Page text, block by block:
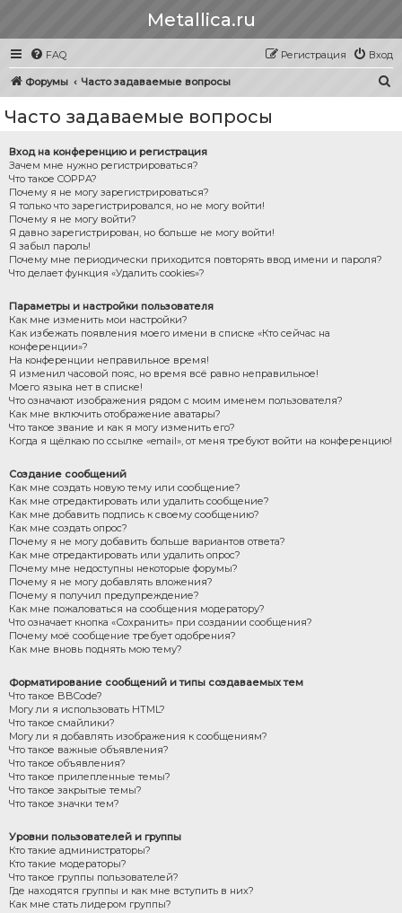
Metallica.ru
FAQ Вход
Регистрация
Форумы Часто задаваемые вопросы
Часто задаваемые вопросы
Вход на конференцию и регистрация
Зачем мне нужно регистрироваться?
Что такое COPPA?
Почему я не могу зарегистрироваться?
Я только что зарегистрировался, но не могу войти!
Почему я не могу войти?
Я давно зарегистрирован, но больше не могу войти!
Я забыл пароль!
Почему мне периодически приходится повторять ввод имени и пароля?
Что делает функция «Удалить cookies»?
Параметры и настройки пользователя
Как мне изменить мои настройки?
Как избежать появления моего имени в списке «Кто сейчас на
конференции»?
На конференции неправильное время!
Я изменил часовой пояс, но время всё равно неправильное!
Моего языка нет в списке!
Что означают изображения рядом с моим именем пользователя?
Как мне включить отображение аватары?
Что такое звание и как я могу изменить его?
Когда я щёлкаю по ссылке «email», от меня требуют войти на конференцию!
Создание сообщений
Как мне создать новую тему или сообщение?
Как мне отредактировать или удалить сообщение?
Как мне добавить подпись к своему сообщению?
Как мне создать опрос?
Почему я не могу добавить больше вариантов ответа?
Как мне отредактировать или удалить опрос?
Почему мне недоступны некоторые форумы?
Почему я не могу добавлять вложения?
Почему я получил предупреждение?
Как мне пожаловаться на сообщения модератору?
Что означает кнопка «Сохранить» при создании сообщения?
Почему моё сообщение требует одобрения?
Как мне вновь поднять мою тему?
Форматирование сообщений и типы создаваемых тем
Что такое BBCode?
Могу ли я использовать HTML?
Что такое смайлики?
Могу ли я добавлять изображения к сообщениям?
Что такое важные объявления?
Что такое объявления?
Что такое прилепленные темы?
Что такое закрытые темы?
Что такое значки тем?
Уровни пользователей и группы
Кто такие администраторы?
Кто такие модераторы?
Что такое группы пользователей?
Где находятся группы и как мне вступить в них?
Как мне стать лидером группы?